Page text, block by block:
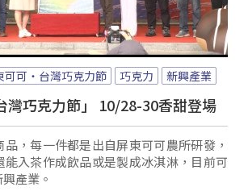
可可‧台灣巧克力節 巧克力 新興產業
灣巧克力節」 10/28-30香甜登場
，每一件都是出自屏東可可農所研發，
入茶作成飲品或是製成冰淇淋，目前可
產業。